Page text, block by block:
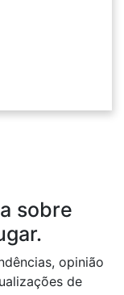
sobre
opinião
de